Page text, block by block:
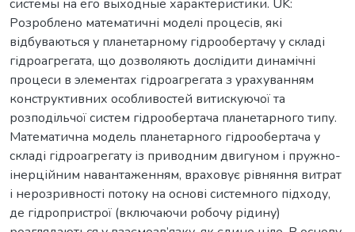
системы на его выходные характеристики. UK:
Розроблено математичні моделі процесів, які
відбуваються у планетарному гідрообертачу у складі
гідроагрегата, що дозволяють дослідити динамічні
процеси в элементах гідроагрегата з урахуванням
конструктивних особливостей витискуючої та
розподільчої систем гідрообертача планетарного типу.
Математична модель планетарного гідрообертача у
складі гідроагрегату із приводним двигуном і пружно-
інерційним навантаженням, враховує рівняння витрат
і нерозривності потоку на основі системного підходу,
де гідропристрої (включаючи робочу рідину)